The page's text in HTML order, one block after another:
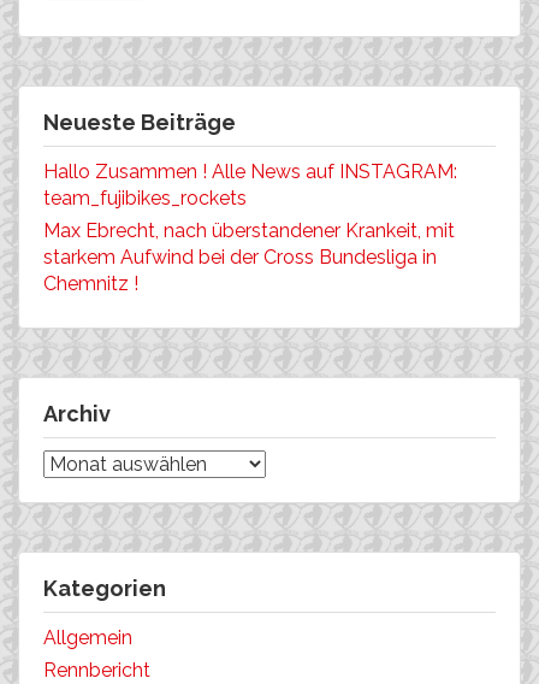
Neueste Beiträge
Hallo Zusammen ! Alle News auf INSTAGRAM:
team_fujibikes_rockets
Max Ebrecht, nach überstandener Krankeit, mit
starkem Aufwind bei der Cross Bundesliga in
Chemnitz !
Archiv
Archiv
Kategorien
Allgemein
Rennbericht